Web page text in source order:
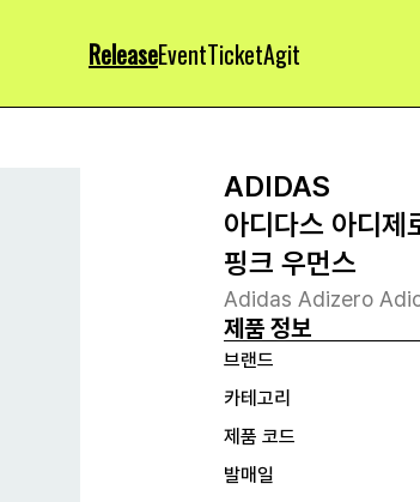
ReleaseEventTicketAgit
ADIDAS
아디다스 아디제
핑크 우먼스
Adidas Adizero
제품 정보
브랜드
카테고리
제품 코드
발매일